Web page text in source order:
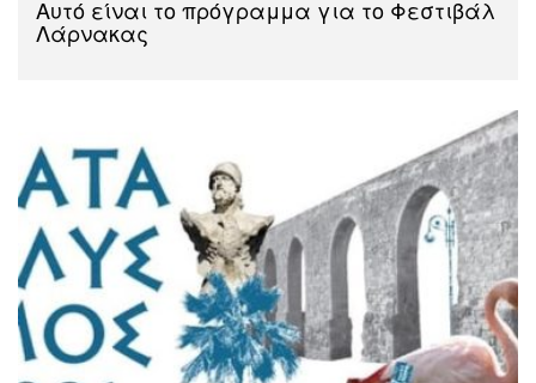
Αυτό είναι το πρόγραμμα για το Φεστιβάλ
Λάρνακας